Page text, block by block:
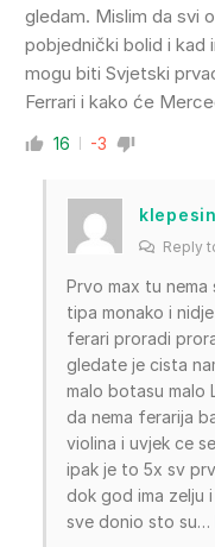
gledam. Mislim da svi
pobjednički bolid i kad
mogu biti Svjetski
Ferrari i kako će
16 -3
Reply
Prvo max tu
tipa monako i
ferari proradi
gledate je cista
malo botasu malo
da nema ferarija
violina i uvjek ce
ipak je to 5x sv
dok god ima zelju
sve donio sto su…